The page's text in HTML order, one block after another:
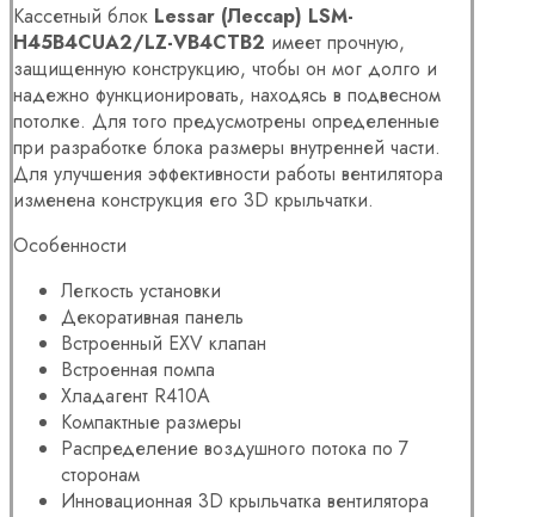
Кассетный блок Lessar (Лессар) LSM-
H45B4CUA2/LZ-VB4CTB2 имеет прочную,
защищенную конструкцию, чтобы он мог долго и
надежно функционировать, находясь в подвесном
потолке. Для того предусмотрены определенные
при разработке блока размеры внутренней части.
Для улучшения эффективности работы вентилятора
изменена конструкция его 3D крыльчатки.
Особенности
Легкость установки
Декоративная панель
Встроенный EXV клапан
Встроенная помпа
Хладагент R410A
Компактные размеры
Распределение воздушного потока по 7
сторонам
Инновационная 3D крыльчатка вентилятора